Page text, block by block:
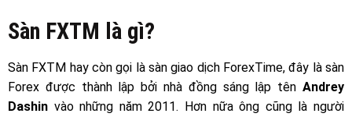
Sàn FXTM là gì?
Sàn FXTM hay còn gọi là sàn giao dịch ForexTime, đây là sàn
Forex được thành lập bởi nhà đồng sáng lập tên Andrey
Dashin vào những năm 2011. Hơn nữa ông cũng là người